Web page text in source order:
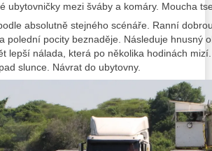
ubytovničky mezi šváby a komáry. Moucha
absolutně stejného scénáře. Ranní
polední pocity beznaděje. Následuje hnusný
lepší nálada, která po několika hodinách
slunce. Návrat do ubytovny.